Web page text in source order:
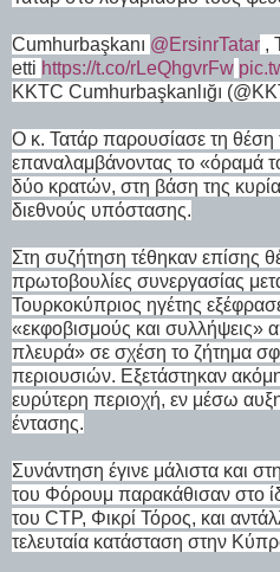
Cumhurbaşkanı @ErsinrTatar ,
etti https://t.co/rLeQhgvrFw
KKTC Cumhurbaşkanlığı
Ο κ. Τατάρ παρουσίασε τη
επαναλαμβάνοντας το «όραμά
δύο κρατών, στη βάση της
διεθνούς υπόστασης.
Στη συζήτηση τέθηκαν επίσης
πρωτοβουλίες συνεργασίας
Τουρκοκύπριος ηγέτης
«εκφοβισμούς και συλλήψεις»
πλευρά» σε σχέση το ζήτημα
περιουσιών. Εξετάστηκαν ακόμη
ευρύτερη περιοχή, εν μέσω
έντασης.
Συνάντηση έγινε μάλιστα και
του Φόρουμ παρακάθισαν στο
του CTP, Φικρί Τόρος, και
τελευταία κατάσταση στην